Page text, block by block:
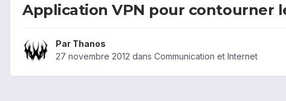
Application VPN pour contourner
Par Thanos
27 novembre 2012 dans Communication et Internet